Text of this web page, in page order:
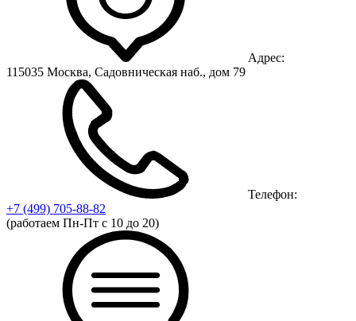
Адрес:
115035 Москва, Садовническая наб., дом 79
Телефон:
+7 (499) 705-88-82
(работаем Пн-Пт с 10 до 20)